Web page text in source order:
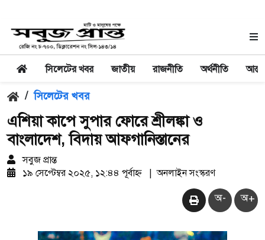
সিলেটের খবর জাতীয় রাজনীতি অর্থনীতি
/ সিলেটের খবর
এশিয়া কাপে সুপার ফোরে শ্রীলঙ্কা ও
বাংলাদেশ, বিদায় আফগানিস্তানের
সবুজ প্রান্ত
১৯ সেপ্টেম্বর ২০২৫, ১২:৪৪ পূর্বাহ্ন
অনলাইন সংস্করণ
অ- অ+